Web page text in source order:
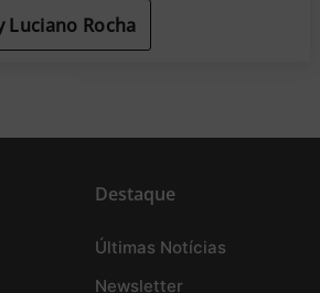
Luciano Rocha
Destaque
Últimas Notícias
Newsletter